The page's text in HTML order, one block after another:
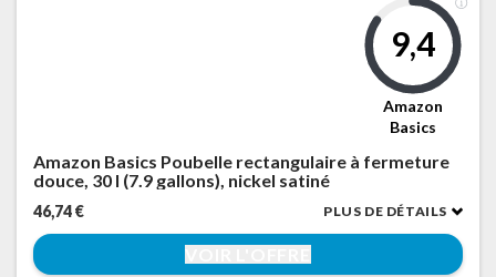
9,4
Amazon
Basics
Amazon Basics Poubelle rectangulaire à fermeture
douce, 30 l (7.9 gallons), nickel satiné
46,74 € PLUS DE DÉTAILS